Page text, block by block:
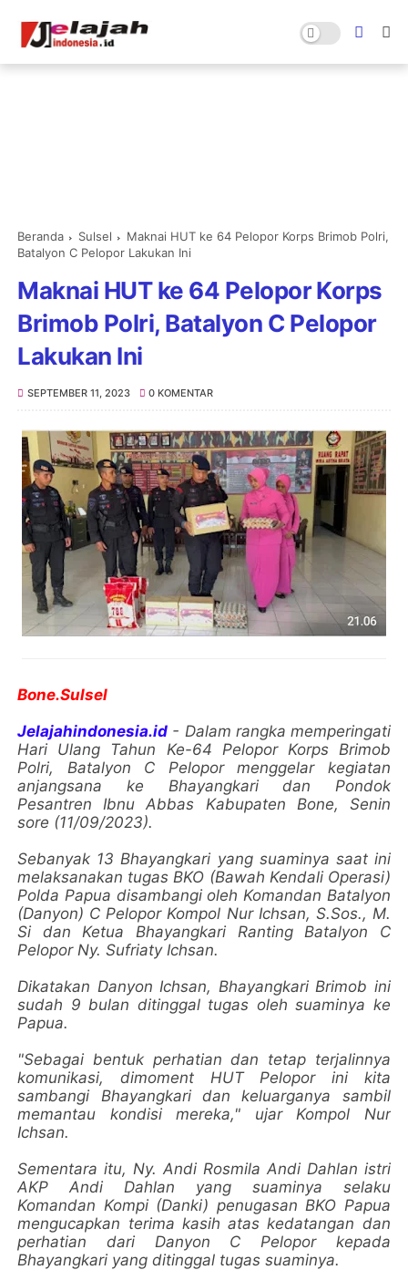
Beranda Sulsel
Maknai HUT ke 64 Pelopor Korps Brimob Polri,
Batalyon C Pelopor Lakukan Ini
Maknai HUT ke 64 Pelopor Korps
Brimob Polri, Batalyon C Pelopor
Lakukan Ini
SEPTEMBER 11, 2023 0 KOMENTAR
Bone.Sulsel
Jelajahindonesia.id - Dalam rangka memperingati
Hari Ulang Tahun Ke-64 Pelopor Korps Brimob
Polri, Batalyon C Pelopor menggelar kegiatan
anjangsana ke Bhayangkari dan Pondok
Pesantren Ibnu Abbas Kabupaten Bone, Senin
sore (11/09/2023).
Sebanyak 13 Bhayangkari yang suaminya saat ini
melaksanakan tugas BKO (Bawah Kendali Operasi)
Polda Papua disambangi oleh Komandan Batalyon
(Danyon) C Pelopor Kompol Nur Ichsan, S.Sos., M.
Si dan Ketua Bhayangkari Ranting Batalyon C
Pelopor Ny. Sufriaty Ichsan.
Dikatakan Danyon Ichsan, Bhayangkari Brimob ini
sudah 9 bulan ditinggal tugas oleh suaminya ke
Papua.
"Sebagai bentuk perhatian dan tetap terjalinnya
komunikasi, dimoment HUT Pelopor ini kita
sambangi Bhayangkari dan keluarganya sambil
memantau kondisi mereka," ujar Kompol Nur
Ichsan.
Sementara itu, Ny. Andi Rosmila Andi Dahlan istri
AKP Andi Dahlan yang suaminya selaku
Komandan Kompi (Danki) penugasan BKO Papua
mengucapkan terima kasih atas kedatangan dan
perhatian dari Danyon C Pelopor kepada
Bhayangkari yang ditinggal tugas suaminya.